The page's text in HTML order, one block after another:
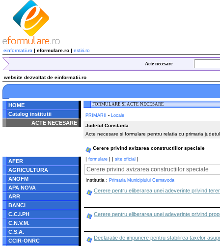
einformatii.ro | eformulare.ro | estiri.ro
Acte necesare
website dezvoltat de einformatii.ro
HOME
Catalog institutii
ACTE NECESARE
/home/eformulare.ro/public_html/navigare/stanga.php
AFER
AGRICULTURA
ANOFM
APA NOVA
ARR
BANCI
C.C.I.PH
C.N.V.M.
C.S.A.
CCIR-ONRC
FORMULARE SI ACTE NECESARE
PRIMARII - Locale
Judetul Constanta
Acte necesare si formulare pentru relatia cu primaria
Cerere privind avizarea constructiilor speciale
| formulare | | site oficial |
Cerere privind avizarea constructiilor speciale
Institutia : Primaria Municipiului Cernavoda
Cerere pentru eliberarea unei adeverinte privind
Cerere pentru eliberarea unei adeverinte privind
Declaratie de impunere pentru stabilirea taxelor